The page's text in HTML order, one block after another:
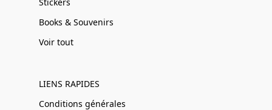
Books & Souvenirs
Voir tout
LIENS RAPIDES
Conditions générales